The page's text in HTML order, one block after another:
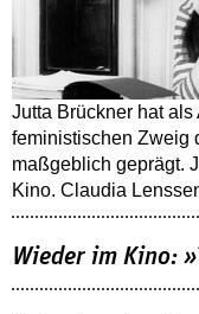
Jutta Brückner hat
feministischen Zweig
maßgeblich geprägt.
Kino. Claudia
Wieder im Kino: